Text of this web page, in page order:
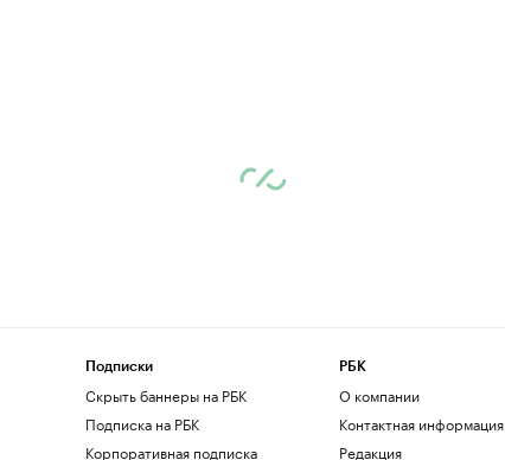
Подписки
Скрыть баннеры на РБК
Подписка на РБК
Корпоративная подписка
РБК
О компании
Контактная информация
Редакция